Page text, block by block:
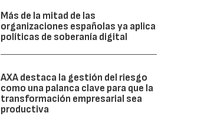
Más de la mitad de las
organizaciones españolas ya aplica
políticas de soberanía digital
AXA destaca la gestión del riesgo
como una palanca clave para que la
transformación empresarial sea
productiva